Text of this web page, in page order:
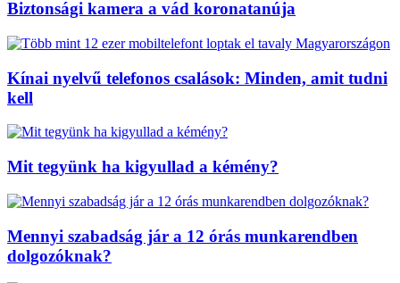
Biztonsági kamera a vád koronatanúja
Kínai nyelvű telefonos csalások: Minden, amit tudni
kell
Mit tegyünk ha kigyullad a kémény?
Mennyi szabadság jár a 12 órás munkarendben
dolgozóknak?